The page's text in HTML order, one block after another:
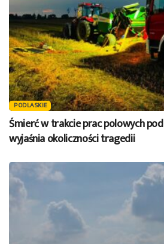
PODLASKIE
Śmierć w trakcie prac polowych
wyjaśnia okoliczności tragedii